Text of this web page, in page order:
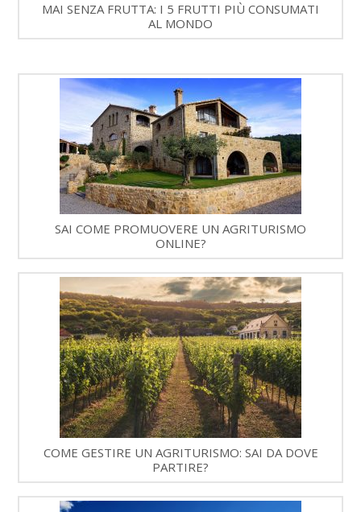
MAI SENZA FRUTTA: I 5 FRUTTI PIÙ CONSUMATI
AL MONDO
SAI COME PROMUOVERE UN AGRITURISMO
ONLINE?
COME GESTIRE UN AGRITURISMO: SAI DA DOVE
PARTIRE?